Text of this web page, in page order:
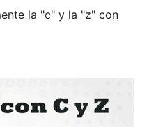
la "c" y la "z" con